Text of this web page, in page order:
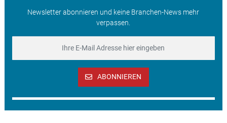
Newsletter abonnieren und keine Branchen-News mehr
verpassen.
ABONNIEREN